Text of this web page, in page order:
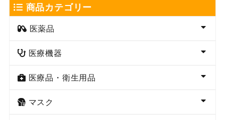
商品カテゴリー
医薬品
医療機器
医療品・衛生用品
マスク